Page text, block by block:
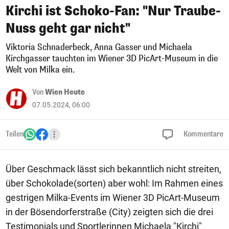
Kirchi ist Schoko-Fan: "Nur Traube-
Nuss geht gar nicht"
Viktoria Schnaderbeck, Anna Gasser und Michaela
Kirchgasser tauchten im Wiener 3D PicArt-Museum in die
Welt von Milka ein.
VonWien Heute
07.05.2024, 06:00
Teilen Kommentare
Über Geschmack lässt sich bekanntlich nicht streiten,
über Schokolade(sorten) aber wohl: Im Rahmen eines
gestrigen Milka-Events im Wiener 3D PicArt-Museum
in der Bösendorferstraße (City) zeigten sich die drei
Testimonials und Sportlerinnen Michaela "Kirchi"